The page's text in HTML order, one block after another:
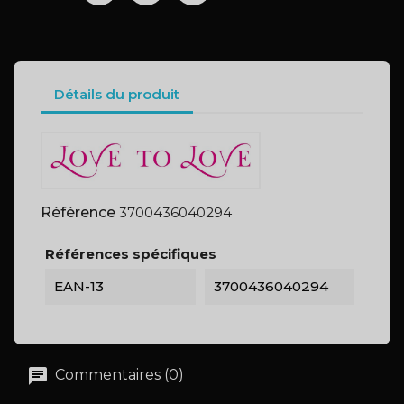
Détails du produit
Référence 3700436040294
Références spécifiques
EAN-13
3700436040294
Commentaires (0)